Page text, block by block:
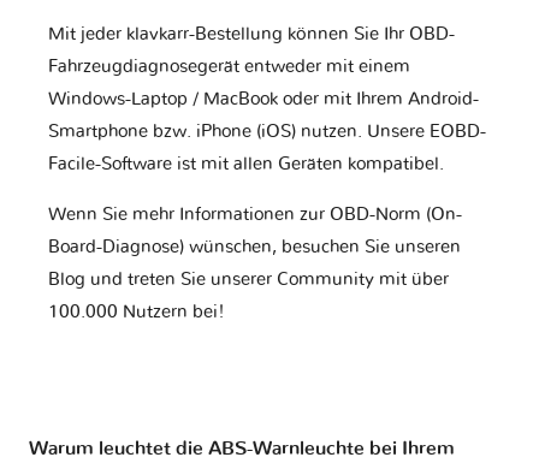
Mit jeder klavkarr-Bestellung können Sie Ihr OBD-
Fahrzeugdiagnosegerät entweder mit einem
Windows-Laptop / MacBook oder mit Ihrem Android-
Smartphone bzw. iPhone (iOS) nutzen. Unsere EOBD-
Facile-Software ist mit allen Geräten kompatibel.
Wenn Sie mehr Informationen zur OBD-Norm (On-
Board-Diagnose) wünschen, besuchen Sie unseren
Blog und treten Sie unserer Community mit über
100.000 Nutzern bei!
Warum leuchtet die ABS-Warnleuchte bei Ihrem